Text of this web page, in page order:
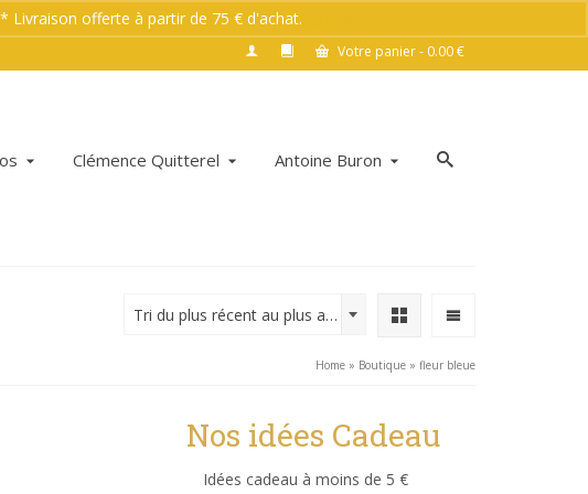
Votre panier- 0.00€
Clémence Quitterel Antoine Buron
Tri du plus récent au plus ancien
Home » Boutique » fleur bleue
Nos idées Cadeau
Idées cadeau à moins de 5 €
Livraison offerte à partir de 75 € d'achat.